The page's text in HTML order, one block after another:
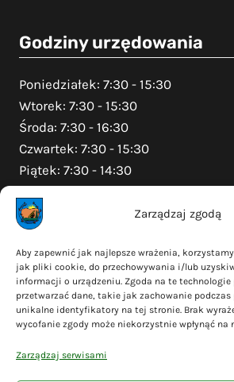
Zarządzaj zgodą
Aby zapewnić jak najlepsze wrażenia,
jak pliki cookie, do przechowywania i/lub
informacji o urządzeniu. Zgoda na te
przetwarzać dane, takie jak zachowanie
unikalne identyfikatory na tej stronie. Brak
wycofanie zgody może niekorzystnie wpłynąć na
Zarządzaj serwisami
Godziny urzędowania
Poniedziałek: 7:30 - 15:30
Wtorek: 7:30 - 15:30
Środa: 7:30 - 16:30
Czwartek: 7:30 - 15:30
Piątek: 7:30 - 14:30
Na skróty
Polityka prywatności
Polityka plików cookies (EU)
Deklaracja dostępności
Mapa serwisu